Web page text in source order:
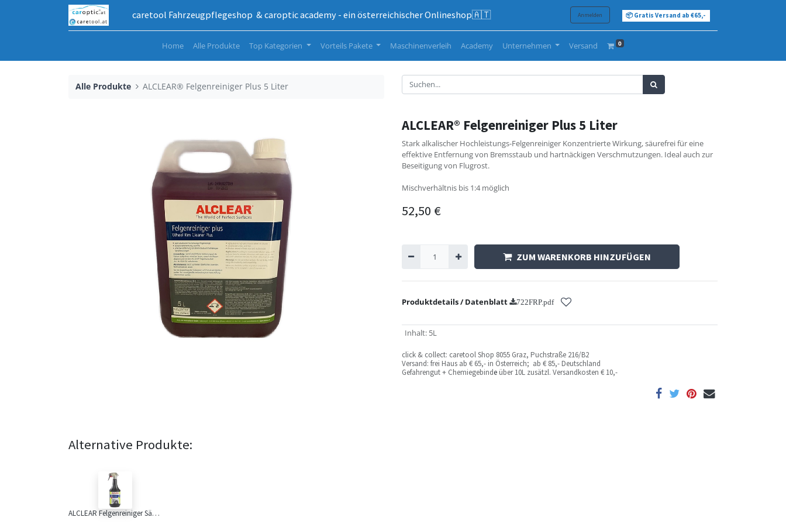
caretool Fahrzeugpflegeshop & caroptic academy - ein österreichischer Onlineshop🇦🇹 Anmelden 📦 Gratis Versand ab €65,-
Home Alle Produkte Top Kategorien Vorteils Pakete Maschinenverleih Academy Unternehmen Versand 0
Alle Produkte ALCLEAR® Felgenreiniger Plus 5 Liter
ALCLEAR® Felgenreiniger Plus 5 Liter
Stark alkalischer Hochleistungs-Felgenreiniger Konzentrierte Wirkung, säurefrei für eine
effektive Entfernung von Bremsstaub und hartnäckigen Verschmutzungen. Ideal auch zur
Beseitigung von Flugrost.
Mischverhältnis bis 1:4 möglich
52,50 €
ZUM WARENKORB HINZUFÜGEN
Produktdetails / Datenblatt 722FRP.pdf
Inhalt: 5L
click & collect: caretool Shop 8055 Graz, Puchstraße 216/B2
Versand: frei Haus ab € 65,- in Österreich; ab € 85,- Deutschland
Gefahrengut + Chemiegebinde über 10L zusätzl. Versandkosten € 10,-
Alternative Produkte:
ALCLEAR Felgenreiniger Säurefrei